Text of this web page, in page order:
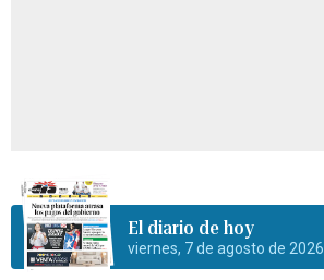
El diario de hoy
viernes, 7 de agosto de 2026